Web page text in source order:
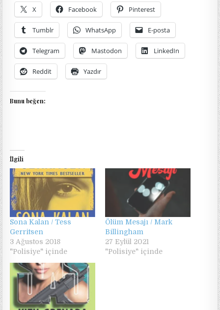
X Facebook Pinterest
Tumblr WhatsApp E-posta
Telegram Mastodon LinkedIn
Reddit Yazdır
Bunu beğen:
İlgili
Sona Kalan / Tess
Gerritsen
3 Ağustos 2018
"Polisiye" içinde
Ölüm Mesajı / Mark
Billingham
27 Eylül 2021
"Polisiye" içinde